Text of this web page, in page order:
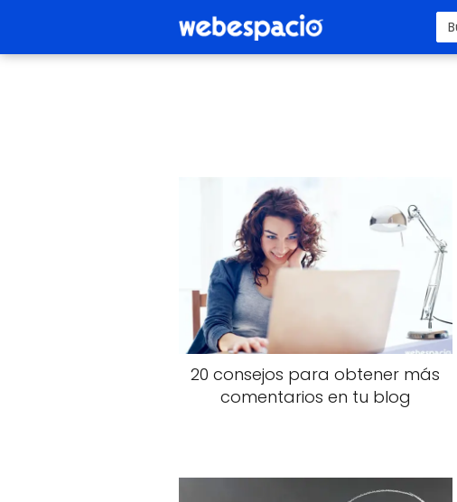
20 consejos para obtener más
comentarios en tu blog